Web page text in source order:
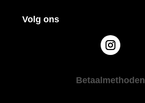
Volg ons
Betaalmethoden